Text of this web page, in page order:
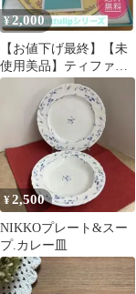
¥2,000
【お値下げ最終】【未
使用美品】ティファニ
ー プレート 25セン
¥2,500
NIKKOプレート&スー
プ.カレー皿